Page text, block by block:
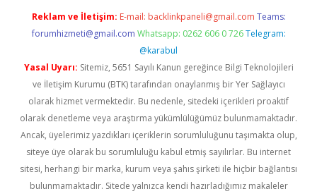
Reklam ve İletişim: E-mail: backlinkpaneli@gmail.com Teams:
forumhizmeti@gmail.com Whatsapp: 0262 606 0 726 Telegram:
@karabul
Yasal Uyarı: Sitemiz, 5651 Sayılı Kanun gereğince Bilgi Teknolojileri
ve İletişim Kurumu (BTK) tarafından onaylanmış bir Yer Sağlayıcı
olarak hizmet vermektedir. Bu nedenle, sitedeki içerikleri proaktif
olarak denetleme veya araştırma yükümlülüğümüz bulunmamaktadır.
Ancak, üyelerimiz yazdıkları içeriklerin sorumluluğunu taşımakta olup,
siteye üye olarak bu sorumluluğu kabul etmiş sayılırlar. Bu internet
sitesi, herhangi bir marka, kurum veya şahıs şirketi ile hiçbir bağlantısı
bulunmamaktadır. Sitede yalnızca kendi hazırladığımız makaleler